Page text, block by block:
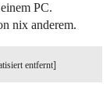
PC.
nix anderem.
entfernt]